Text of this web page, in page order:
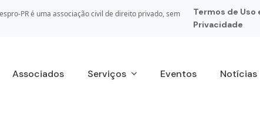
PR é uma associação civil de direito privado, sem
Termos de Uso
Privacidade
Associados Serviços Eventos Notícias